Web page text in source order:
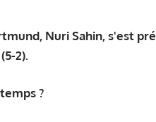
Nuri Sahin, s'est
2).
?